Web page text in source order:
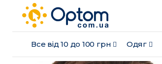
Все від 10 до 100 грн Одяг